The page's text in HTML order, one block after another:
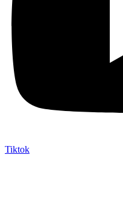
Tiktok